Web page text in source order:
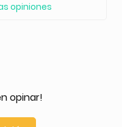
opiniones
opinar!